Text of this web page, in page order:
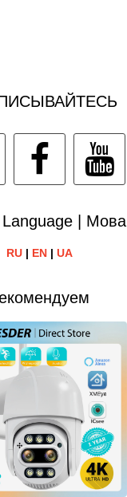
| Мова
RU| EN| UA